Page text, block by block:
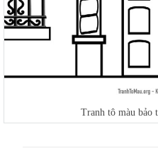
Tranh tô màu bảo